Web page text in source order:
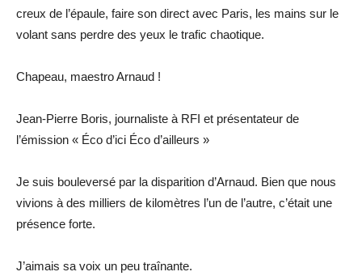
creux de l’épaule, faire son direct avec Paris, les mains sur le
volant sans perdre des yeux le trafic chaotique.
Chapeau, maestro Arnaud !
Jean-Pierre Boris, journaliste à RFI et présentateur de
l’émission « Éco d’ici Éco d’ailleurs »
Je suis bouleversé par la disparition d’Arnaud. Bien que nous
vivions à des milliers de kilomètres l’un de l’autre, c’était une
présence forte.
J’aimais sa voix un peu traînante.